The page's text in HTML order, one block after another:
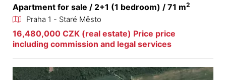
Apartment for sale / 2+1 (1 bedroom) / 71 m2
Praha 1 - Staré Město
16,480,000 CZK (real estate) Price price
including commission and legal services